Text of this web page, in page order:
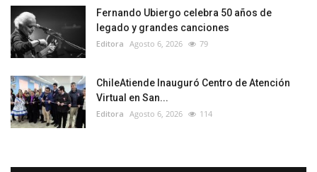
Fernando Ubiergo celebra 50 años de
legado y grandes canciones
Editora Agosto 6, 2026 79
ChileAtiende Inauguró Centro de Atención
Virtual en San...
Editora Agosto 6, 2026 114